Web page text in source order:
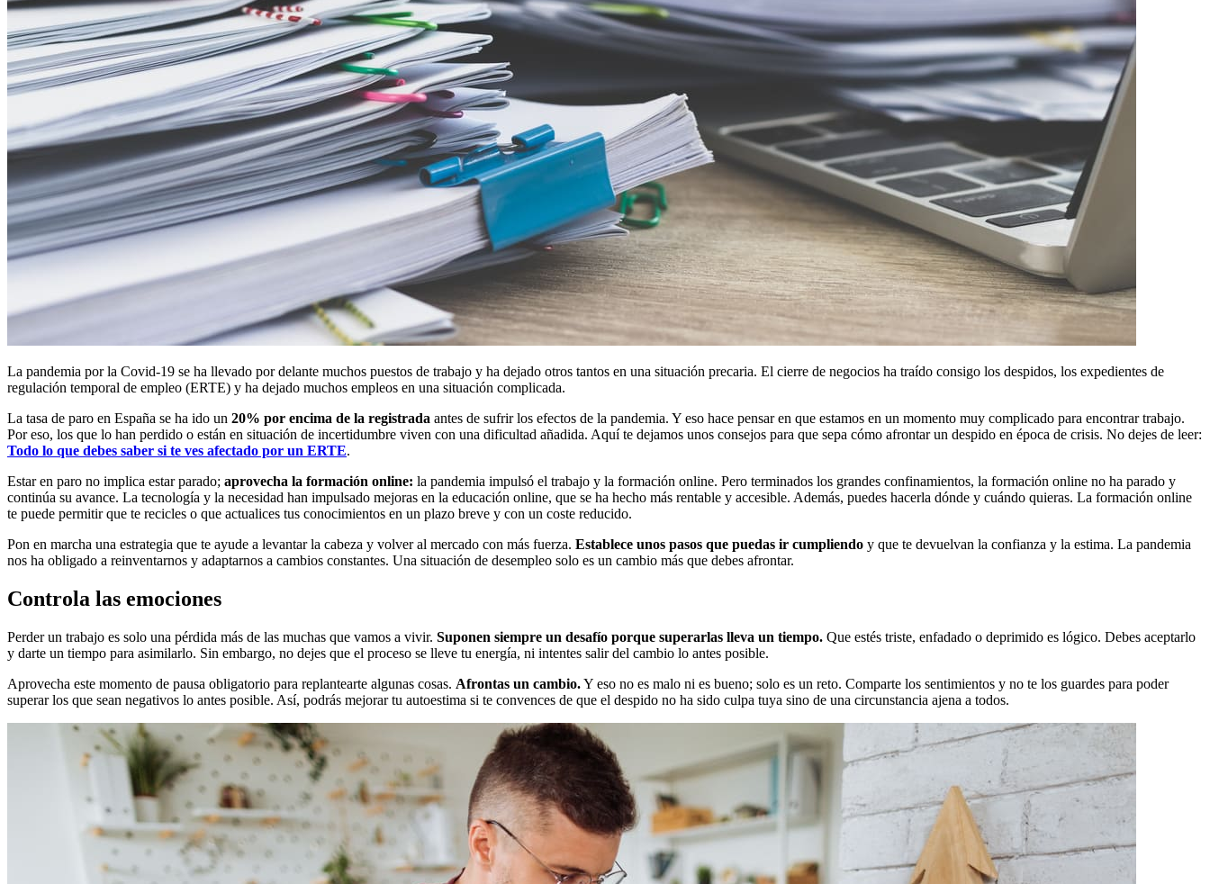
La pandemia por la Covid-19 se ha llevado por delante muchos puestos de trabajo y ha dejado otros tantos en una situación precaria. El cierre de negocios ha traído consigo los despidos, los expedientes de
regulación temporal de empleo (ERTE) y ha dejado muchos empleos en una situación complicada.
La tasa de paro en España se ha ido un 20% por encima de la registrada antes de sufrir los efectos de la pandemia. Y eso hace pensar en que estamos en un momento muy complicado para encontrar trabajo.
Por eso, los que lo han perdido o están en situación de incertidumbre viven con una dificultad añadida. Aquí te dejamos unos consejos para que sepa cómo afrontar un despido en época de crisis. No dejes de leer:
Todo lo que debes saber si te ves afectado por un ERTE.
Estar en paro no implica estar parado; aprovecha la formación online: la pandemia impulsó el trabajo y la formación online. Pero terminados los grandes confinamientos, la formación online no ha parado y
continúa su avance. La tecnología y la necesidad han impulsado mejoras en la educación online, que se ha hecho más rentable y accesible. Además, puedes hacerla dónde y cuándo quieras. La formación online
te puede permitir que te recicles o que actualices tus conocimientos en un plazo breve y con un coste reducido.
Pon en marcha una estrategia que te ayude a levantar la cabeza y volver al mercado con más fuerza. Establece unos pasos que puedas ir cumpliendo y que te devuelvan la confianza y la estima. La pandemia
nos ha obligado a reinventarnos y adaptarnos a cambios constantes. Una situación de desempleo solo es un cambio más que debes afrontar.
Controla las emociones
Perder un trabajo es solo una pérdida más de las muchas que vamos a vivir. Suponen siempre un desafío porque superarlas lleva un tiempo. Que estés triste, enfadado o deprimido es lógico. Debes aceptarlo
y darte un tiempo para asimilarlo. Sin embargo, no dejes que el proceso se lleve tu energía, ni intentes salir del cambio lo antes posible.
Aprovecha este momento de pausa obligatorio para replantearte algunas cosas. Afrontas un cambio.Y eso no es malo ni es bueno; solo es un reto. Comparte los sentimientos y no te los guardes para poder
superar los que sean negativos lo antes posible. Así, podrás mejorar tu autoestima si te convences de que el despido no ha sido culpa tuya sino de una circunstancia ajena a todos.